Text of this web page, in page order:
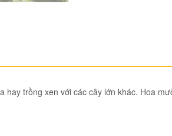
hay trồng xen với các cây lớn khác. Hoa